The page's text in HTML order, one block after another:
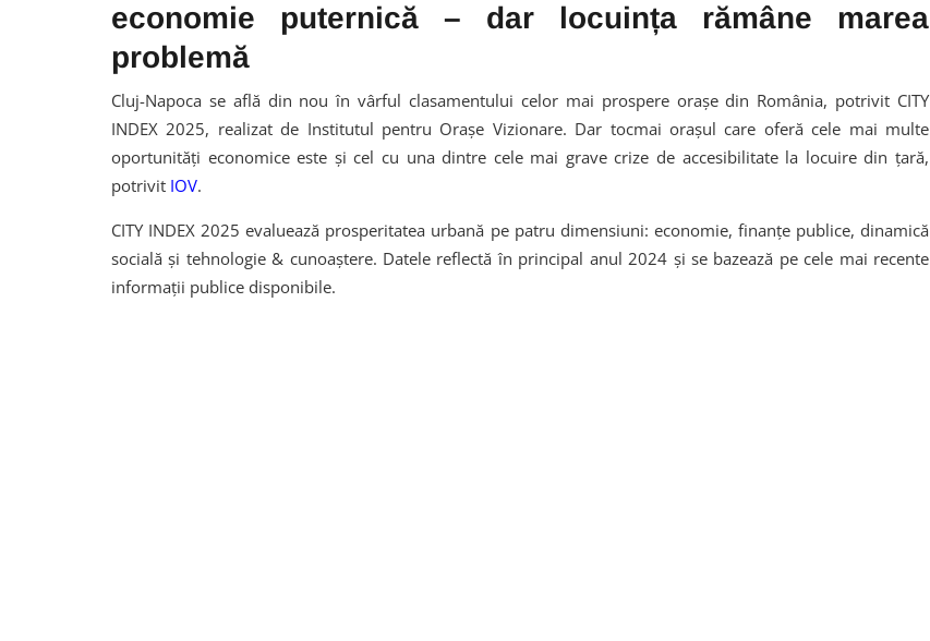
economie puternică – dar locuința rămâne marea
problemă
Cluj-Napoca se află din nou în vârful clasamentului celor mai prospere orașe din România, potrivit CITY
INDEX 2025, realizat de Institutul pentru Orașe Vizionare. Dar tocmai orașul care oferă cele mai multe
oportunități economice este și cel cu una dintre cele mai grave crize de accesibilitate la locuire din țară,
potrivit IOV.
CITY INDEX 2025 evaluează prosperitatea urbană pe patru dimensiuni: economie, finanțe publice, dinamică
socială și tehnologie & cunoaștere. Datele reflectă în principal anul 2024 și se bazează pe cele mai recente
informații publice disponibile.